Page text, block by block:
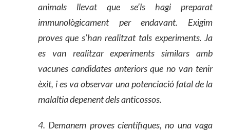
animals llevat que se’ls hagi preparat
immunològicament per endavant. Exigim
proves que s’han realitzat tals experiments. Ja
es van realitzar experiments similars amb
vacunes candidates anteriors que no van tenir
èxit, i es va observar una potenciació fatal de la
malaltia depenent dels anticossos.
4. Demanem proves científiques, no una vaga